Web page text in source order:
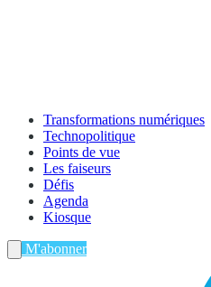
Transformations numériques
Technopolitique
Points de vue
Les faiseurs
Défis
Agenda
Kiosque
M'abonner